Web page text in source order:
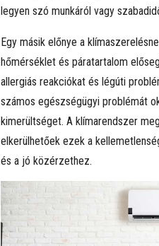
legyen szó munkáról vagy
Egy másik előnye a
hőmérséklet és páratartalom
allergiás reakciókat és légúti
számos egészségügyi problémát
kimerültséget. A klímarendszer
elkerülhetőek ezek a
és a jó közérzethez.